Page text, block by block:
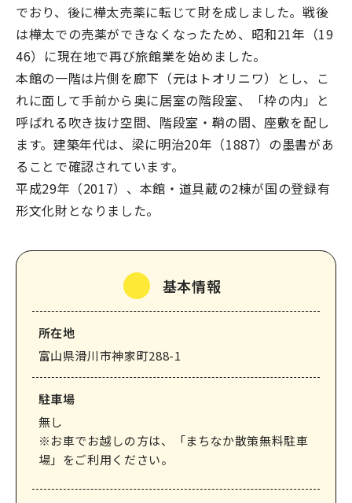
サイトマップ このサイトについて
でおり、後に樺太売薬に転じて財を成しました。戦後
は樺太での売薬ができなくなったため、昭和21年（19
46）に現在地で再び旅館業を始めました。
本館の一階は片側を廊下（元はトオリニワ）とし、こ
れに面して手前から奥に居室の階段室、「枠の内」と
呼ばれる吹き抜け空間、階段室・鞘の間、座敷を配し
ます。建築年代は、梁に明治20年（1887）の墨書があ
ることで確認されています。
平成29年（2017）、本館・道具蔵の2棟が国の登録有
形文化財となりました。
基本情報
所在地
富山県滑川市神家町288-1
駐⾞場
無し
※お車でお越しの方は、「まちなか散策無料駐車
場」をご利用ください。